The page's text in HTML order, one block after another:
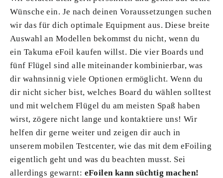
Wünsche ein. Je nach deinen Voraussetzungen suchen
wir das für dich optimale Equipment aus. Diese breite
Auswahl an Modellen bekommst du nicht, wenn du
ein Takuma eFoil kaufen willst. Die vier Boards und
fünf Flügel sind alle miteinander kombinierbar, was
dir wahnsinnig viele Optionen ermöglicht. Wenn du
dir nicht sicher bist, welches Board du wählen solltest
und mit welchem Flügel du am meisten Spaß haben
wirst, zögere nicht lange und kontaktiere uns! Wir
helfen dir gerne weiter und zeigen dir auch in
unserem mobilen Testcenter, wie das mit dem eFoiling
eigentlich geht und was du beachten musst. Sei
allerdings gewarnt: eFoilen kann süchtig machen!